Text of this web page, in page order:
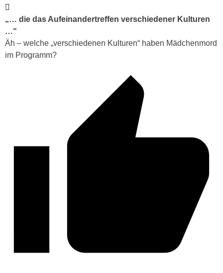
„… die das Aufeinandertreffen verschiedener Kulturen
…“
Äh – welche „verschiedenen Kulturen“ haben Mädchenmord
im Programm?